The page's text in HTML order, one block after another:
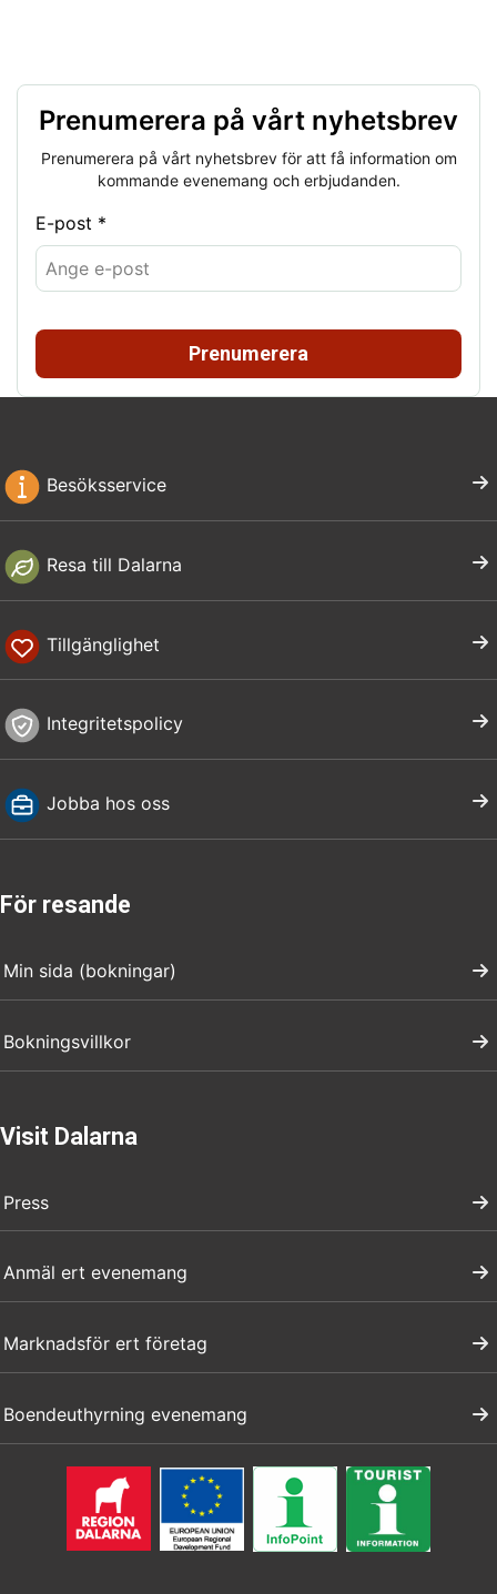
Prenumerera på vårt nyhetsbrev
Prenumerera på vårt nyhetsbrev för att få information om
kommande evenemang och erbjudanden.
E-post *
Prenumerera
Besöksservice
Resa till Dalarna
Tillgänglighet
Integritetspolicy
Jobba hos oss
För resande
Min sida (bokningar)
Bokningsvillkor
Visit Dalarna
Press
Anmäl ert evenemang
Marknadsför ert företag
Boendeuthyrning evenemang